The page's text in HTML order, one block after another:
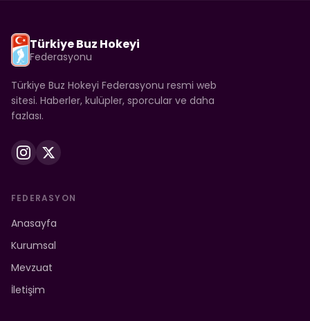
Türkiye Buz Hokeyi
Federasyonu
Türkiye Buz Hokeyi Federasyonu resmi web
sitesi. Haberler, kulüpler, sporcular ve daha
fazlası.
FEDERASYON
Anasayfa
Kurumsal
Mevzuat
İletişim